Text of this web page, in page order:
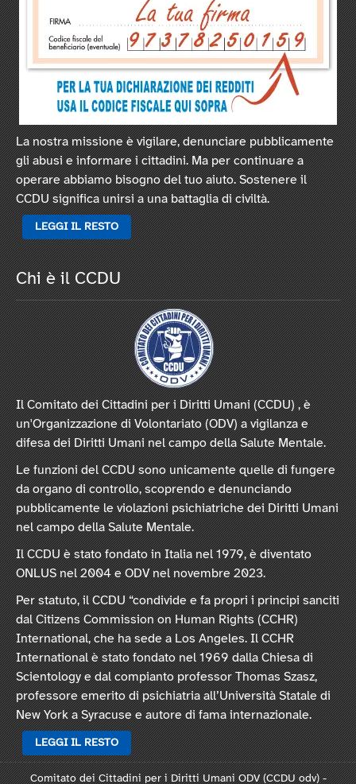
La nostra missione è vigilare, denunciare pubblicamente
gli abusi e informare i cittadini. Ma per continuare a
operare abbiamo bisogno del tuo aiuto. Sostenere il
CCDU significa unirsi a una battaglia di civiltà.
LEGGI IL RESTO
Chi è il CCDU
Il Comitato dei Cittadini per i Diritti Umani (CCDU) , è
un'Organizzazione di Volontariato (ODV) a vigilanza e
difesa dei Diritti Umani nel campo della Salute Mentale.
Le funzioni del CCDU sono unicamente quelle di fungere
da organo di controllo, scoprendo e denunciando
pubblicamente le violazioni psichiatriche dei Diritti Umani
nel campo della Salute Mentale.
Il CCDU è stato fondato in Italia nel 1979, è diventato
ONLUS nel 2004 e ODV nel novembre 2023.
Per statuto, il CCDU “condivide e fa propri i principi sanciti
dal Citizens Commission on Human Rights (CCHR)
International, che ha sede a Los Angeles. Il CCHR
International è stato fondato nel 1969 dalla Chiesa di
Scientology e dal compianto professor Thomas Szasz,
professore emerito di psichiatria all’Università Statale di
New York a Syracuse e autore di fama internazionale.
LEGGI IL RESTO
Comitato dei Cittadini per i Diritti Umani ODV (CCDU odv) -